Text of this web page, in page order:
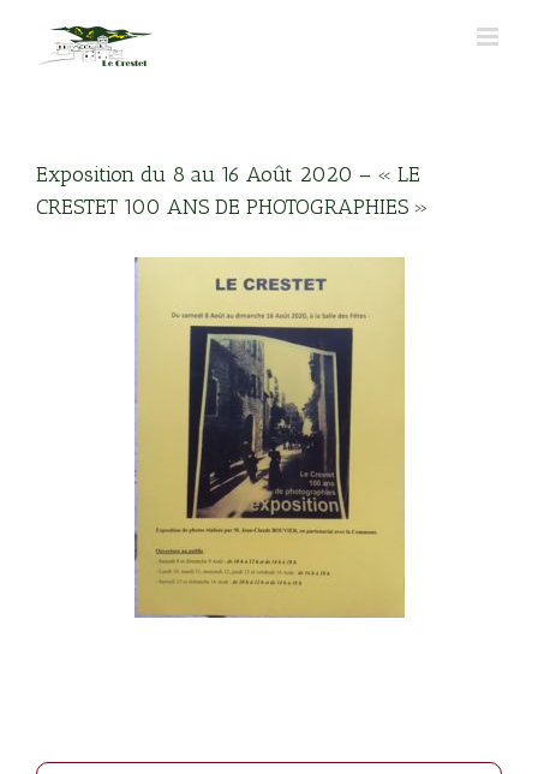
contenu
Exposition du 8 au 16 Août 2020 – « LE
CRESTET 100 ANS DE PHOTOGRAPHIES »